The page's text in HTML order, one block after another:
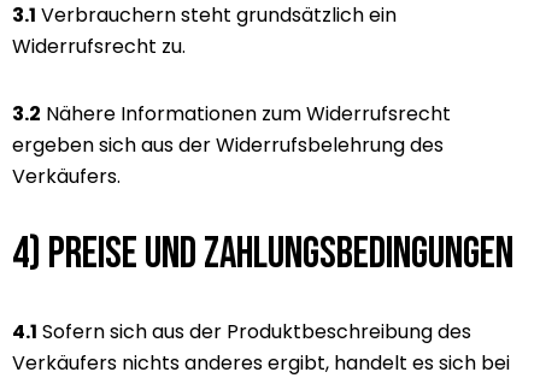
3.1 Verbrauchern steht grundsätzlich ein
Widerrufsrecht zu.
3.2 Nähere Informationen zum Widerrufsrecht
ergeben sich aus der Widerrufsbelehrung des
Verkäufers.
4) Preise und Zahlungsbedingungen
4.1 Sofern sich aus der Produktbeschreibung des
Verkäufers nichts anderes ergibt, handelt es sich bei